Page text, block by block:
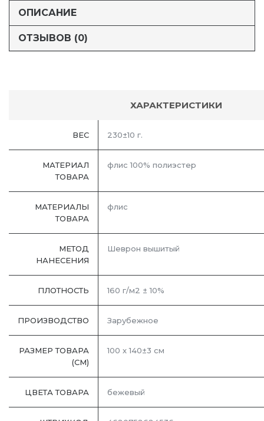
ОПИСАНИЕ
ОТЗЫВОВ (0)
ХАРАКТЕРИСТИКИ
ВЕС 230±10 г.
МАТЕРИАЛ
ТОВАРА
флис 100% полиэстер
МАТЕРИАЛЫ
ТОВАРА
флис
МЕТОД
НАНЕСЕНИЯ
Шеврон вышитый
ПЛОТНОСТЬ 160 г/м2 ± 10%
ПРОИЗВОДСТВО Зарубежное
РАЗМЕР ТОВАРА
(СМ)
100 х 140±3 см
ЦВЕТА ТОВАРА бежевый